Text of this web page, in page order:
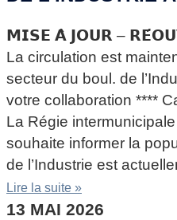
𝗠𝗜𝗦𝗘 𝗔̀ 𝗝𝗢𝗨𝗥 –
La circulation est
secteur du boul. de
votre collaboration ****
La Régie
souhaite informer la
de l’Industrie est
Lire la suite »
13 MAI 2026